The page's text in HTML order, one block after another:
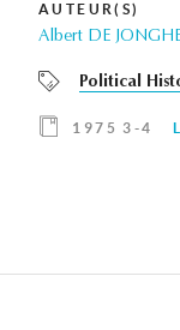
AUTEUR(S)
Albert DE
Political
1975 3-4